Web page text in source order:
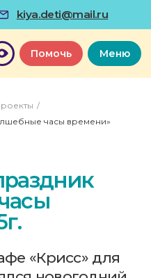
/
часы времени»
для